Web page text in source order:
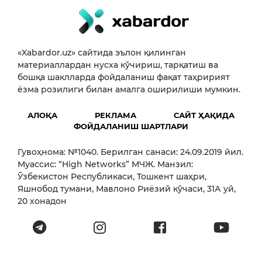
«Xabardor.uz» сайтида эълон қилинган
материаллардан нусха кўчириш, тарқатиш ва
бошқа шаклларда фойдаланиш фақат таҳририят
ёзма розилиги билан амалга оширилиши мумкин.
АЛОҚА РЕКЛАМА
САЙТ ҲАҚИДА
ФОЙДАЛАНИШ ШАРТЛАРИ
Гувоҳнома: №1040. Берилган санаси: 24.09.2019 йил.
Муассис: “High Networks” МЧЖ. Манзил:
Ўзбекистон Республикаси, Тошкент шаҳри,
Яшнобод тумани, Мавлоно Риёзий кўчаси, 31А уй,
20 хонадон